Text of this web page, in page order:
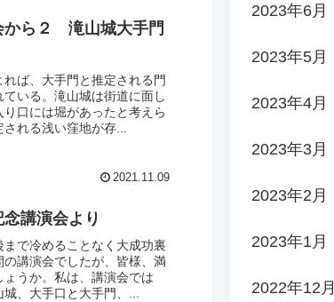
から２ 滝山城大手門
ば、大手門と推定される門
いる。滝山城は街道に面し
口には堀があったと考えら
れる浅い窪地が存...
2021.11.09
講演会より
で冷めることなく大成功裏
講演会でしたが、皆様、満
うか。私は、講演会では
城、大手口と大手門、...
2023年6月
2023年5月
2023年4月
2023年3月
2023年2月
2023年1月
2022年12月